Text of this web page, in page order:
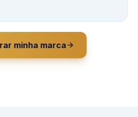
minha marca